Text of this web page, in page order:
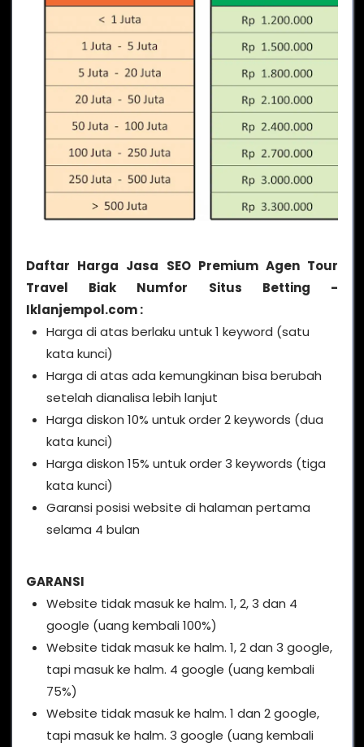
Daftar Harga Jasa SEO Premium Agen Tour
Travel Biak Numfor Situs Betting -
Iklanjempol.com :
Harga di atas berlaku untuk 1 keyword (satu
kata kunci)
Harga di atas ada kemungkinan bisa berubah
setelah dianalisa lebih lanjut
Harga diskon 10% untuk order 2 keywords (dua
kata kunci)
Harga diskon 15% untuk order 3 keywords (tiga
kata kunci)
Garansi posisi website di halaman pertama
selama 4 bulan
GARANSI
Website tidak masuk ke halm. 1, 2, 3 dan 4
google (uang kembali 100%)
Website tidak masuk ke halm. 1, 2 dan 3 google,
tapi masuk ke halm. 4 google (uang kembali
75%)
Website tidak masuk ke halm. 1 dan 2 google,
tapi masuk ke halm. 3 google (uang kembali